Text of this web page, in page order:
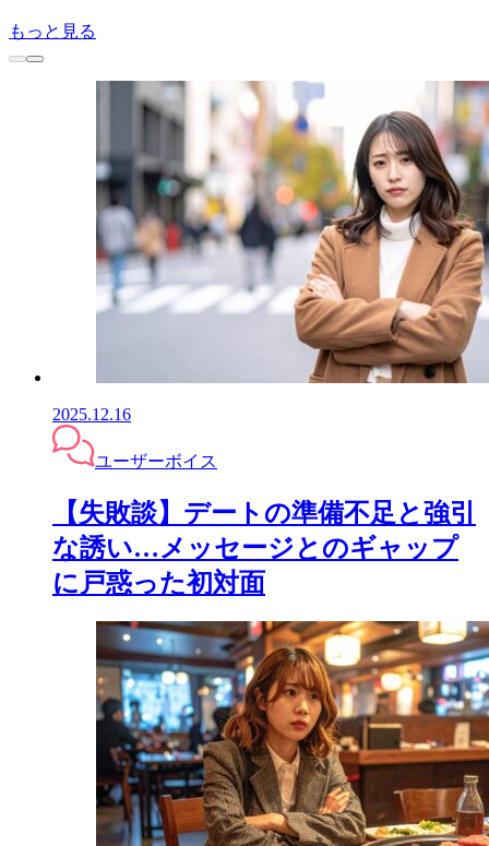
もっと見る
2025.12.16
ユーザーボイス
【失敗談】デートの準備不足と強引
な誘い…メッセージとのギャップ
に戸惑った初対面